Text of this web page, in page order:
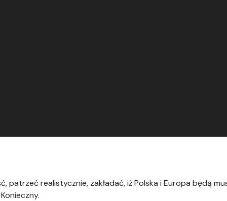
patrzeć realistycznie, zakładać, iż Polska i Europa będą